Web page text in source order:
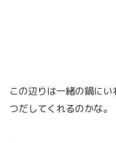
この辺りは一緒の鍋に
つだしてくれるのかな。